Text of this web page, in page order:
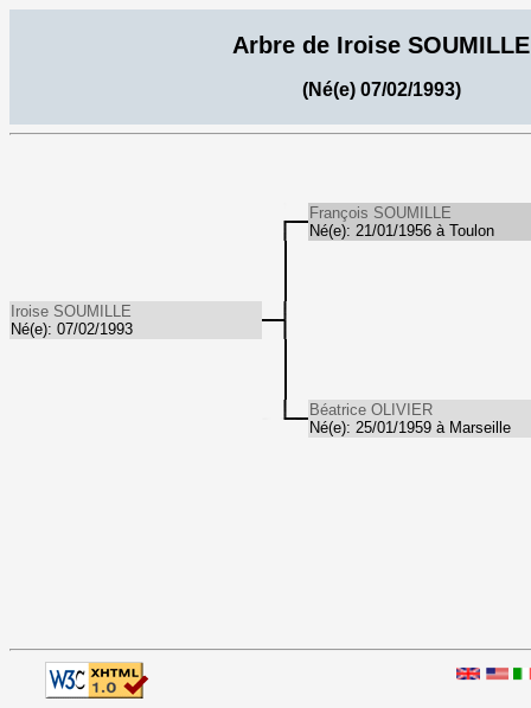
Arbre de Iroise SOUMILLE
(Né(e) 07/02/1993)
François SOUMILLE
Né(e): 21/01/1956 à Toulon
Iroise SOUMILLE
Né(e): 07/02/1993
Béatrice OLIVIER
Né(e): 25/01/1959 à Marseille